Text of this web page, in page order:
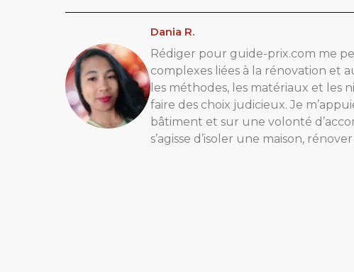
Dania R.
Rédiger pour guide-prix.com me
complexes liées à la rénovation et
les méthodes, les matériaux et les
faire des choix judicieux. Je
bâtiment et sur une volonté
s’agisse d’isoler une maison,